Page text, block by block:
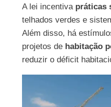
A lei incentiva práticas
telhados verdes e
Além disso, há
projetos de habitação
reduzir o déficit